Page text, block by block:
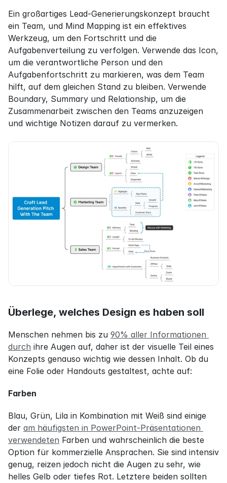
Ein großartiges Lead-Generierungskonzept braucht
ein Team, und Mind Mapping ist ein effektives
Werkzeug, um den Fortschritt und die
Aufgabenverteilung zu verfolgen. Verwende das Icon,
um die verantwortliche Person und den
Aufgabenfortschritt zu markieren, was dem Team
hilft, auf dem gleichen Stand zu bleiben. Verwende
Boundary, Summary und Relationship, um die
Zusammenarbeit zwischen den Teams anzuzeigen
und wichtige Notizen darauf zu vermerken.
Überlege, welches Design es haben soll
Menschen nehmen bis zu 90% aller Informationen
durch ihre Augen auf, daher ist der visuelle Teil eines
Konzepts genauso wichtig wie dessen Inhalt. Ob du
eine Folie oder Handouts gestaltest, achte auf:
Farben
Blau, Grün, Lila in Kombination mit Weiß sind einige
der am häufigsten in PowerPoint-Präsentationen
verwendeten Farben und wahrscheinlich die beste
Option für kommerzielle Ansprachen. Sie sind intensiv
genug, reizen jedoch nicht die Augen zu sehr, wie
helles Gelb oder tiefes Rot. Letztere beiden sollten